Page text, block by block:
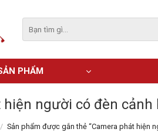
kiếm:
PHẨM
hiện người có đèn cảnh
/ Sản phẩm được gắn thẻ “Camera phát hiện